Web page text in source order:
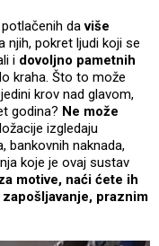
daviše
njih, pokret ljudi koji se
i dovoljno pametnih
kraha. Što to može
krov nad glavom,
godina? Ne može
izgledaju
bankovnih naknada,
koje je ovaj sustav
motive, naći ćete ih
praznim